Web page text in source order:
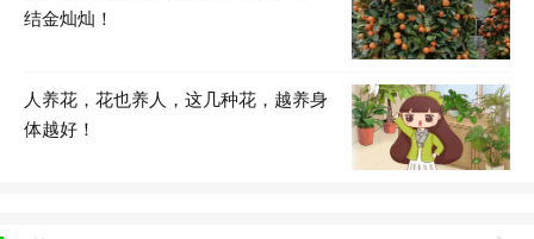
结金灿灿！
人养花，花也养人，这几种花，越养身
体越好！